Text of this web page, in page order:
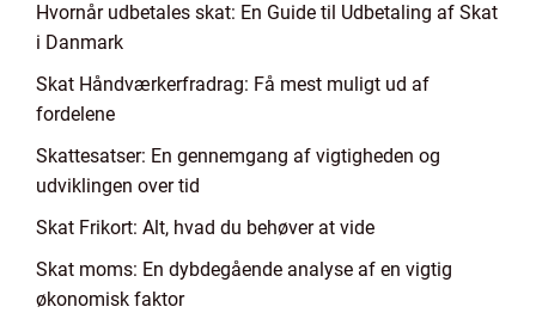
Hvornår udbetales skat: En Guide til Udbetaling af Skat
i Danmark
Skat Håndværkerfradrag: Få mest muligt ud af
fordelene
Skattesatser: En gennemgang af vigtigheden og
udviklingen over tid
Skat Frikort: Alt, hvad du behøver at vide
Skat moms: En dybdegående analyse af en vigtig
økonomisk faktor